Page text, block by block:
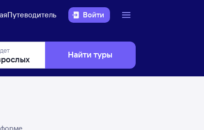
Путеводитель Войти
Найти туры